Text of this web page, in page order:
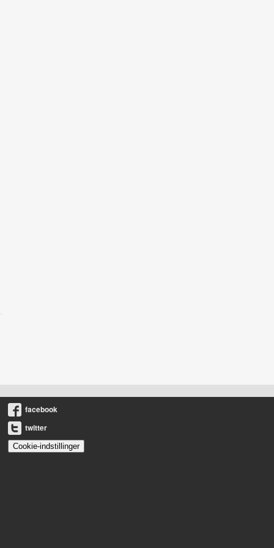
facebook
twitter
Cookie-indstillinger